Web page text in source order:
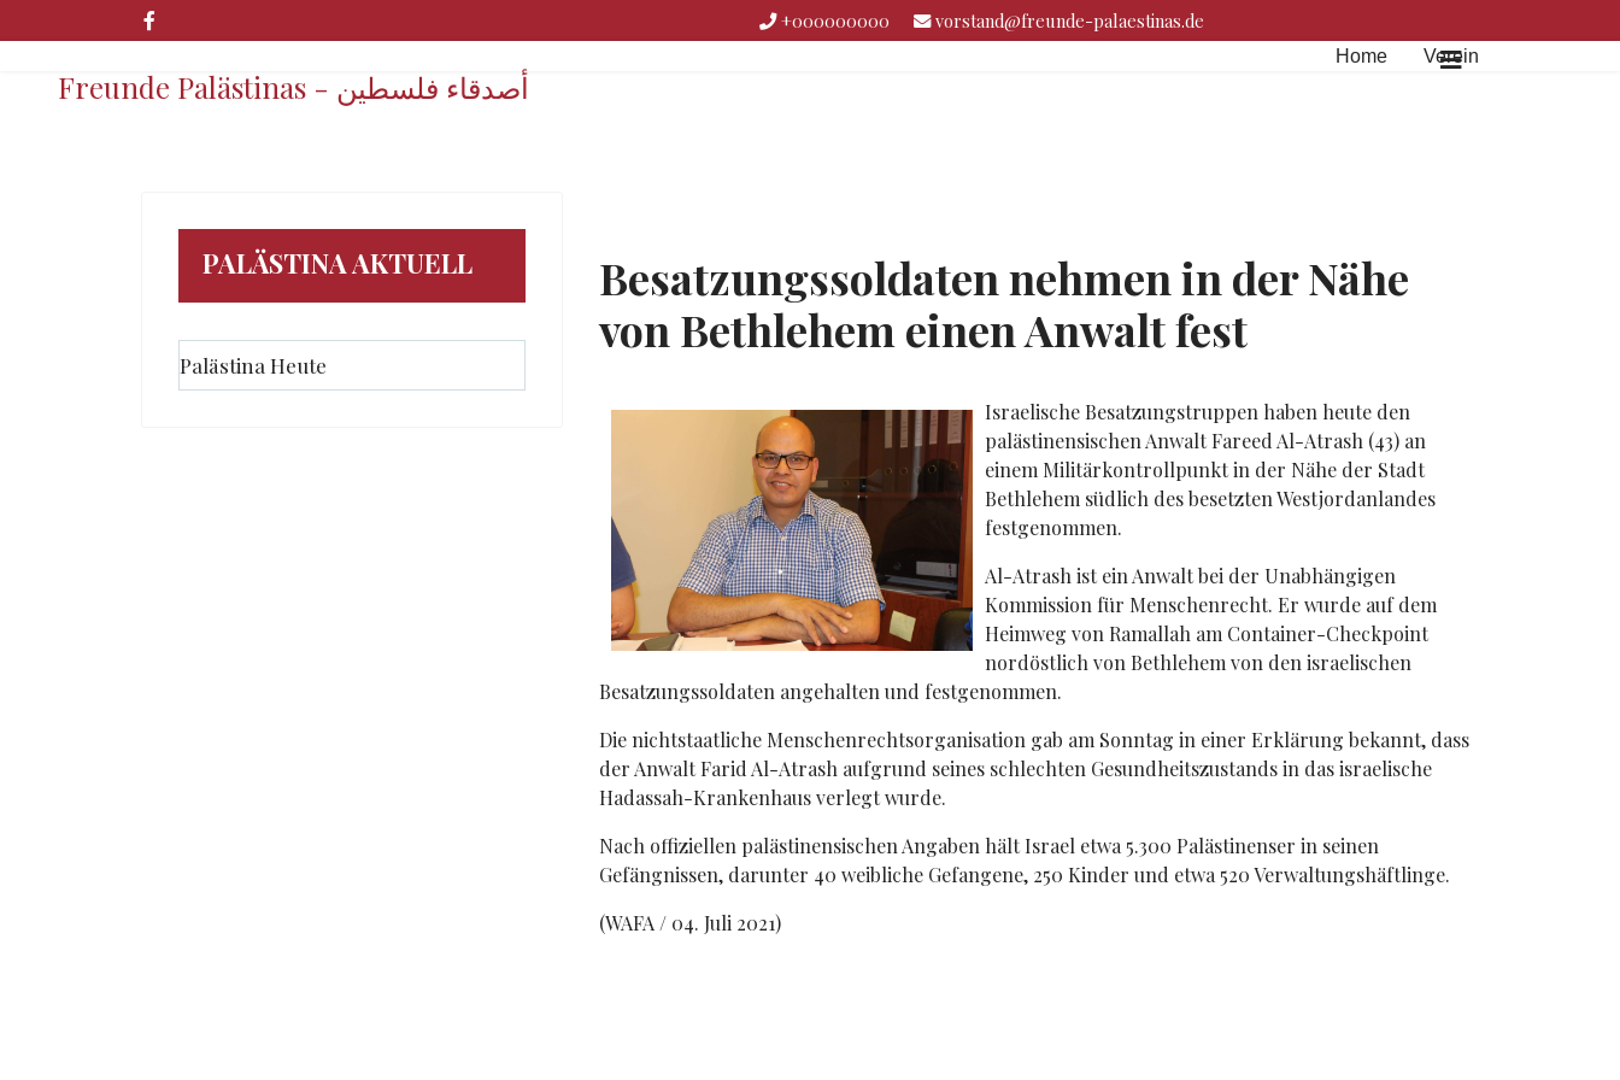
+000000000 vorstand@freunde-palaestinas.de
Freunde Palästinas - أصدقاء فلسطين
Home Verein
PALÄSTINA AKTUELL
Palästina Heute
Besatzungssoldaten nehmen in der Nähe
von Bethlehem einen Anwalt fest
Israelische Besatzungstruppen haben heute den
palästinensischen Anwalt Fareed Al-Atrash (43) an
einem Militärkontrollpunkt in der Nähe der Stadt
Bethlehem südlich des besetzten Westjordanlandes
festgenommen.
Al-Atrash ist ein Anwalt bei der Unabhängigen
Kommission für Menschenrecht. Er wurde auf dem
Heimweg von Ramallah am Container-Checkpoint
nordöstlich von Bethlehem von den israelischen
Besatzungssoldaten angehalten und festgenommen.
Die nichtstaatliche Menschenrechtsorganisation gab am Sonntag in einer Erklärung bekannt, dass
der Anwalt Farid Al-Atrash aufgrund seines schlechten Gesundheitszustands in das israelische
Hadassah-Krankenhaus verlegt wurde.
Nach offiziellen palästinensischen Angaben hält Israel etwa 5.300 Palästinenser in seinen
Gefängnissen, darunter 40 weibliche Gefangene, 250 Kinder und etwa 520 Verwaltungshäftlinge.
(WAFA / 04. Juli 2021)